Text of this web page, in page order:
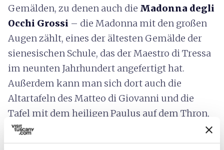
Gemälden, zu denen auch die Madonna degli
Occhi Grossi – die Madonna mit den großen
Augenzählt, eines der ältesten Gemälde der
sienesischen Schule, das der Maestro di Tressa
im neunten Jahrhundert angefertigt hat.
Außerdem kann man sich dort auch die
Altartafeln des Matteo di Giovanni und die
Tafel mit dem heiligen Paulus auf dem Thron,
die im Jahre 1516 von
angefertigt wurde, ansehen.